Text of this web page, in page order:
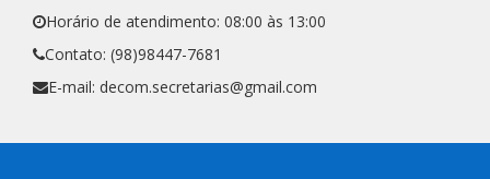
Horário de atendimento: 08:00 às 13:00
Contato: (98)98447-7681
E-mail: decom.secretarias@gmail.com